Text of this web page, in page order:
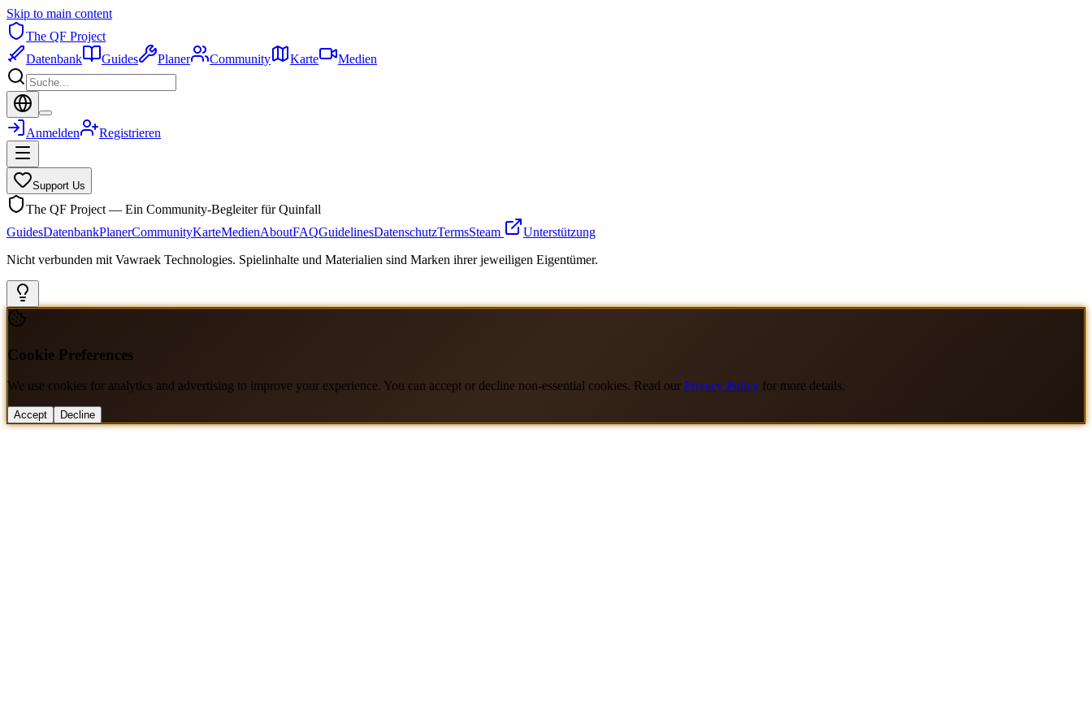
Skip to main content
The QF Project
Datenbank
Guides Planer Community Karte Medien
Anmelden Registrieren
Support Us
The QF Project — Ein Community-Begleiter für Quinfall
GuidesDatenbankPlanerCommunityKarteMedienAboutFAQGuidelinesDatenschutzTermsSteam
Unterstützung
Nicht verbunden mit Vawraek Technologies. Spielinhalte und Materialien sind Marken ihrer jeweiligen Eigentümer.
Cookie Preferences
We use cookies for analytics and advertising to improve your experience. You can accept or decline non-essential cookies. Read our Privacy Policy for more details.
Accept Decline